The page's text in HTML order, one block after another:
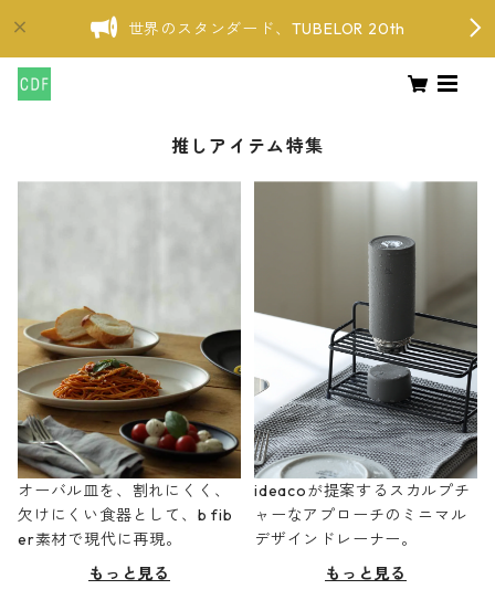
世界のスタンダード、TUBELOR 20th
推しアイテム特集
オーバル皿を、割れにくく、
欠けにくい食器として、b fib
er素材で現代に再現。
もっと見る
ideacoが提案するスカルプチ
ャーなアプローチのミニマル
デザインドレーナー。
もっと見る